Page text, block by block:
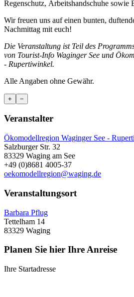
Regenschutz, Arbeitshandschuhe sowie
Wir freuen uns auf einen bunten,
Nachmittag mit euch!
Die Veranstaltung ist Teil des
von Tourist-Info Waginger See und
- Rupertiwinkel.
Alle Angaben ohne Gewähr.
+ −
Veranstalter
Ökomodellregion Waginger See -
Salzburger Str. 32
83329 Waging am See
+49 (0)8681 4005-37
oekomodellregion@waging.de
Veranstaltungsort
Barbara Pflug
Tettelham 14
83329 Waging
Planen Sie hier Ihre Anreise
Ihre Startadresse